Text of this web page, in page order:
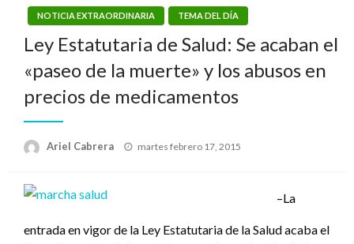
NOTICIA EXTRAORDINARIA TEMA DEL DÍA
Ley Estatutaria de Salud: Se acaban el
«paseo de la muerte» y los abusos en
precios de medicamentos
Ariel Cabrera
Publicado
martes febrero 17, 2015
–La
entrada en vigor de la Ley Estatutaria de la Salud acaba el